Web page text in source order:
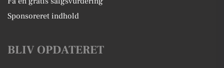
Sponsoreret indhold
BLIV OPDATERET